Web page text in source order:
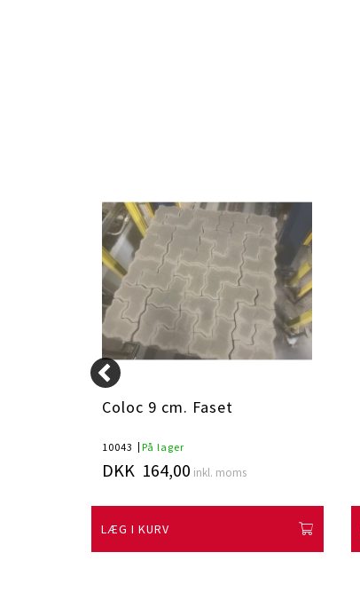
Coloc 9 cm. Faset
10043 På lager
DKK 164,00 inkl. moms
LÆG I KURV